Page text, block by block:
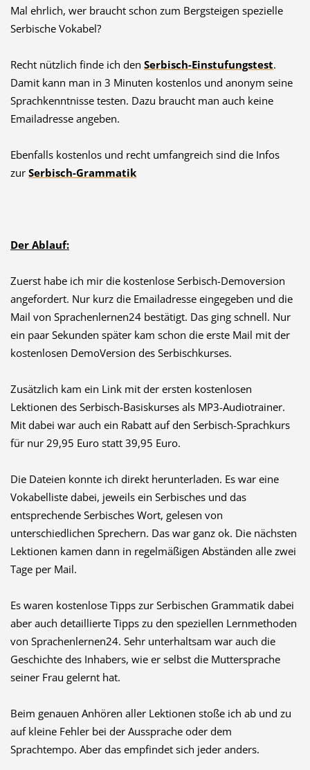
Mal ehrlich, wer braucht schon zum Bergsteigen spezielle
Serbische Vokabel?
Recht nützlich finde ich den Serbisch-Einstufungstest.
Damit kann man in 3 Minuten kostenlos und anonym seine
Sprachkenntnisse testen. Dazu braucht man auch keine
Emailadresse angeben.
Ebenfalls kostenlos und recht umfangreich sind die Infos
zur Serbisch-Grammatik
Der Ablauf:
Zuerst habe ich mir die kostenlose Serbisch-Demoversion
angefordert. Nur kurz die Emailadresse eingegeben und die
Mail von Sprachenlernen24 bestätigt. Das ging schnell. Nur
ein paar Sekunden später kam schon die erste Mail mit der
kostenlosen DemoVersion des Serbischkurses.
Zusätzlich kam ein Link mit der ersten kostenlosen
Lektionen des Serbisch-Basiskurses als MP3-Audiotrainer.
Mit dabei war auch ein Rabatt auf den Serbisch-Sprachkurs
für nur 29,95 Euro statt 39,95 Euro.
Die Dateien konnte ich direkt herunterladen. Es war eine
Vokabelliste dabei, jeweils ein Serbisches und das
entsprechende Serbisches Wort, gelesen von
unterschiedlichen Sprechern. Das war ganz ok. Die nächsten
Lektionen kamen dann in regelmäßigen Abständen alle zwei
Tage per Mail.
Es waren kostenlose Tipps zur Serbischen Grammatik dabei
aber auch detaillierte Tipps zu den speziellen Lernmethoden
von Sprachenlernen24. Sehr unterhaltsam war auch die
Geschichte des Inhabers, wie er selbst die Muttersprache
seiner Frau gelernt hat.
Beim genauen Anhören aller Lektionen stoße ich ab und zu
auf kleine Fehler bei der Aussprache oder dem
Sprachtempo. Aber das empfindet sich jeder anders.